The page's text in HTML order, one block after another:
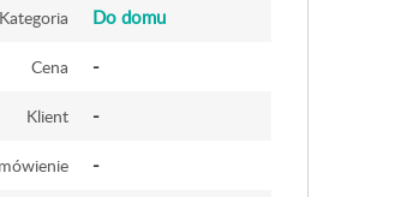
Kategoria Do domu
Cena -
Klient -
-